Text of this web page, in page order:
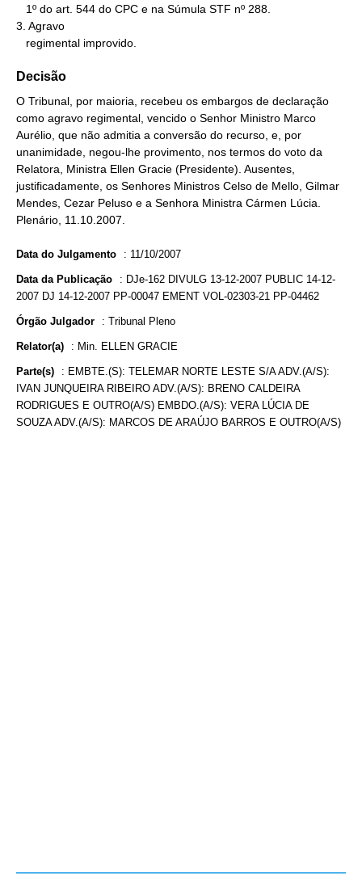
3. Agravo
   regimental improvido.
Decisão
O Tribunal, por maioria, recebeu os embargos de declaração
como agravo regimental, vencido o Senhor Ministro Marco
Aurélio, que não admitia a conversão do recurso, e, por
unanimidade, negou-lhe provimento, nos termos do voto da
Relatora, Ministra Ellen Gracie (Presidente). Ausentes,
justificadamente, os Senhores Ministros Celso de Mello, Gilmar
Mendes, Cezar Peluso e a Senhora Ministra Cármen Lúcia.
Plenário, 11.10.2007.
Data do Julgamento : 11/10/2007
Data da Publicação : DJe-162 DIVULG 13-12-2007 PUBLIC 14-12-
2007 DJ 14-12-2007 PP-00047 EMENT VOL-02303-21 PP-04462
Órgão Julgador : Tribunal Pleno
Relator(a) : Min. ELLEN GRACIE
Parte(s) : EMBTE.(S): TELEMAR NORTE LESTE S/A ADV.(A/S):
IVAN JUNQUEIRA RIBEIRO ADV.(A/S): BRENO CALDEIRA
RODRIGUES E OUTRO(A/S) EMBDO.(A/S): VERA LÚCIA DE
SOUZA ADV.(A/S): MARCOS DE ARAÚJO BARROS E OUTRO(A/S)